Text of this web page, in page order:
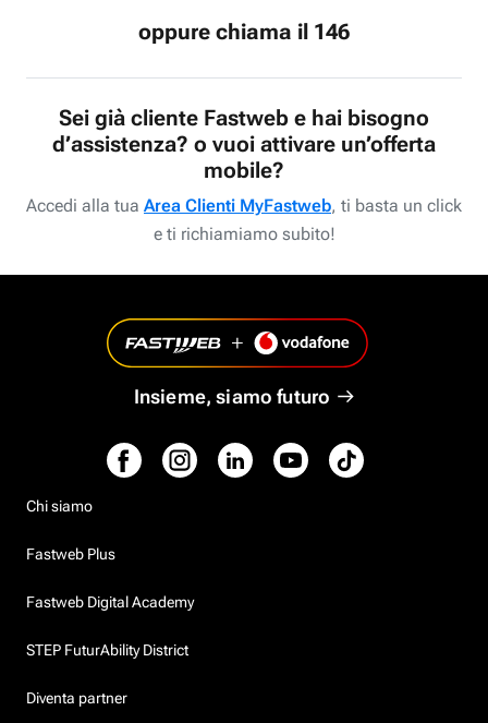
oppure chiama il 146
Sei già cliente Fastweb e hai bisogno
d’assistenza? o vuoi attivare un’offerta
mobile?
Accedi alla tua Area Clienti MyFastweb, ti basta un click
e ti richiamiamo subito!
Insieme, siamo futuro
Chi siamo
Fastweb Plus
Fastweb Digital Academy
STEP FuturAbility District
Diventa partner